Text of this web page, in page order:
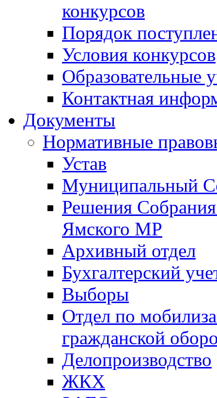
конкурсов
Порядок
Условия конкурсов
Образовательные
Контактная
Документы
Нормативные
Устав
Муниципальный
Решения
Ямского МР
Архивный отдел
Бухгалтерский
Выборы
Отдел по
гражданской
Делопроизводство
ЖКХ